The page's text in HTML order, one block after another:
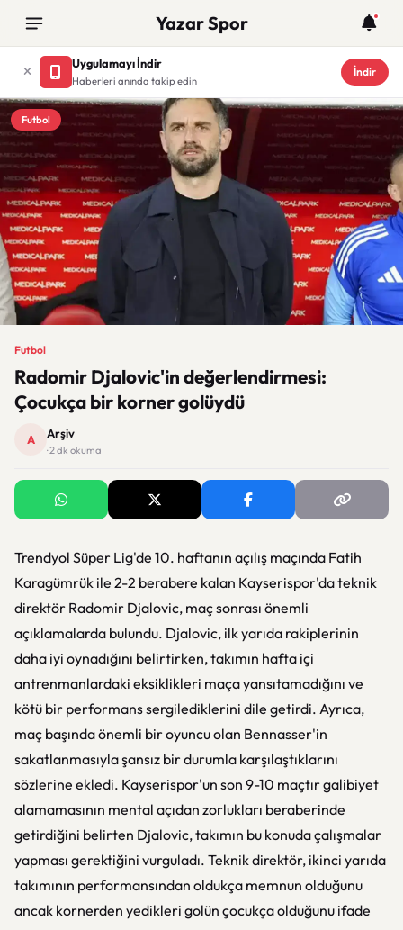
Yazar Spor
Uygulamayı İndir
Haberleri anında takip edin
İndir
Futbol
Futbol
Radomir Djalovic'in değerlendirmesi:
Çocukça bir korner golüydü
A Arşiv
· 2 dk okuma
Trendyol Süper Lig'de 10. haftanın açılış maçında Fatih
Karagümrük ile 2-2 berabere kalan Kayserispor'da teknik
direktör Radomir Djalovic, maç sonrası önemli
açıklamalarda bulundu. Djalovic, ilk yarıda rakiplerinin
daha iyi oynadığını belirtirken, takımın hafta içi
antrenmanlardaki eksiklikleri maça yansıtamadığını ve
kötü bir performans sergilediklerini dile getirdi. Ayrıca,
maç başında önemli bir oyuncu olan Bennasser'in
sakatlanmasıyla şansız bir durumla karşılaştıklarını
sözlerine ekledi. Kayserispor'un son 9-10 maçtır galibiyet
alamamasının mental açıdan zorlukları beraberinde
getirdiğini belirten Djalovic, takımın bu konuda çalışmalar
yapması gerektiğini vurguladı. Teknik direktör, ikinci yarıda
takımının performansından oldukça memnun olduğunu
ancak kornerden yedikleri golün çocukça olduğunu ifade